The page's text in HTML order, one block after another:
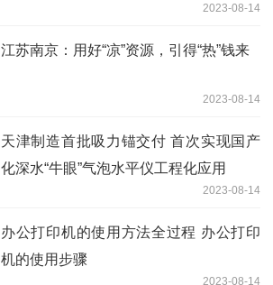
2023-08-14
江苏南京：用好“凉”资源，引得“热”钱来
2023-08-14
天津制造首批吸力锚交付 首次实现国产
化深水“牛眼”气泡水平仪工程化应用
2023-08-14
办公打印机的使用方法全过程 办公打印
机的使用步骤
2023-08-14